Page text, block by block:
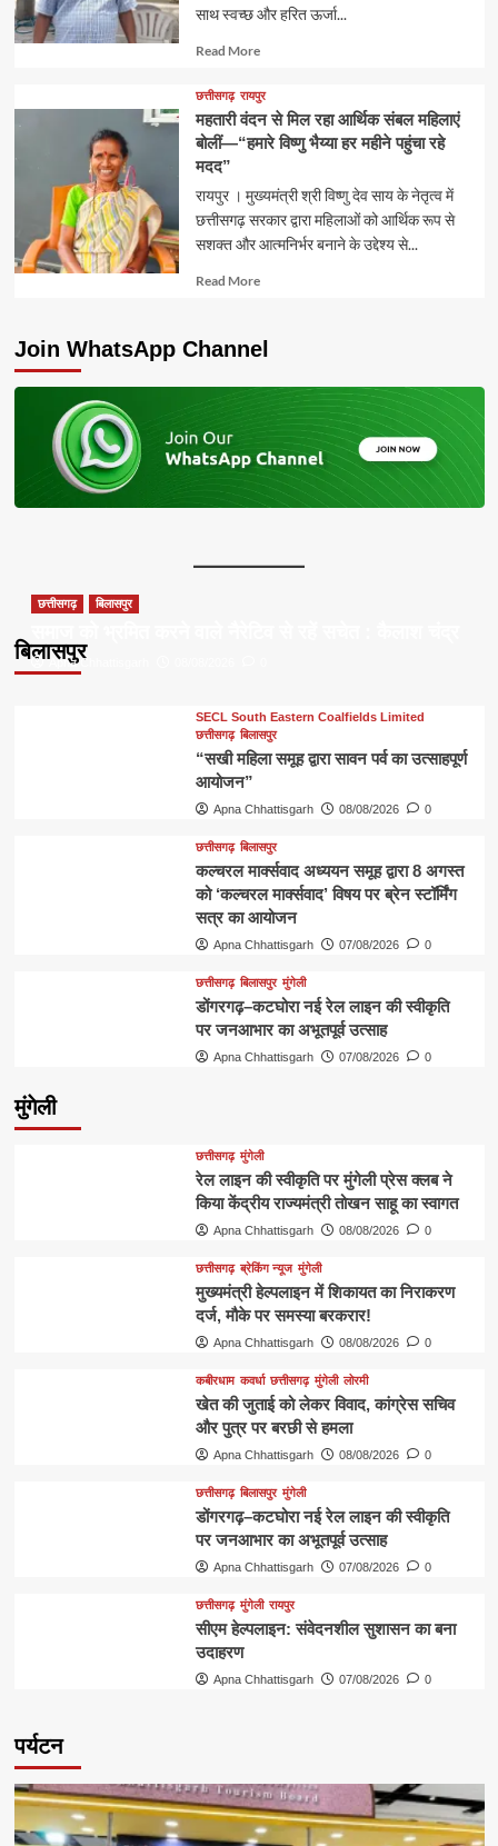
साथ स्वच्छ और हरित ऊर्जा...
Read MoreRead
about
छत्तीसगढ़ रायपुर
महतारी वंदन से मिल रहा आर्थिक संबल महिलाएं
बोलीं—“हमारे विष्णु भैय्या हर महीने पहुंचा रहे
मदद”
रायपुर । मुख्यमंत्री श्री विष्णु देव साय के नेतृत्व में
छत्तीसगढ़ सरकार द्वारा महिलाओं को आर्थिक रूप से
सशक्त और आत्मनिर्भर बनाने के उद्देश्य से...
Read MoreRead
Join WhatsApp Channel
बिलासपुर
छत्तीसगढ़ बिलासपुर
Apna Chhattisgarh
SECL South Eastern Coalfields Limited
छत्तीसगढ़ बिलासपुर
“सखी महिला समूह द्वारा सावन पर्व का उत्साहपूर्ण
आयोजन”
Apna Chhattisgarh 08/08/2026 0
छत्तीसगढ़ बिलासपुर
कल्चरल मार्क्सवाद अध्ययन समूह द्वारा 8 अगस्त
को ‘कल्चरल मार्क्सवाद’ विषय पर ब्रेन स्टॉर्मिंग
सत्र का आयोजन
Apna Chhattisgarh 07/08/2026 0
छत्तीसगढ़ बिलासपुर मुंगेली
डोंगरगढ़–कटघोरा नई रेल लाइन की स्वीकृति
पर जनआभार का अभूतपूर्व उत्साह
Apna Chhattisgarh 07/08/2026 0
मुंगेली
छत्तीसगढ़ मुंगेली
रेल लाइन की स्वीकृति पर मुंगेली प्रेस क्लब ने
किया केंद्रीय राज्यमंत्री तोखन साहू का स्वागत
Apna Chhattisgarh 08/08/2026 0
छत्तीसगढ़ ब्रेकिंग न्यूज मुंगेली
मुख्यमंत्री हेल्पलाइन में शिकायत का निराकरण
दर्ज, मौके पर समस्या बरकरार!
Apna Chhattisgarh 08/08/2026 0
कबीरधाम कवर्धा छत्तीसगढ़ मुंगेली लोरमी
खेत की जुताई को लेकर विवाद, कांग्रेस सचिव
और पुत्र पर बरछी से हमला
Apna Chhattisgarh 08/08/2026 0
छत्तीसगढ़ बिलासपुर मुंगेली
डोंगरगढ़–कटघोरा नई रेल लाइन की स्वीकृति
पर जनआभार का अभूतपूर्व उत्साह
Apna Chhattisgarh 07/08/2026 0
छत्तीसगढ़ मुंगेली रायपुर
सीएम हेल्पलाइन: संवेदनशील सुशासन का बना
उदाहरण
Apna Chhattisgarh 07/08/2026 0
पर्यटन